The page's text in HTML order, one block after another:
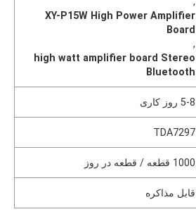
XY-P15W High Power Amplifier
Board
,
high watt amplifier board Stereo
Bluetooth
5-8 روز کاری
TDA7297
1000 قطعه / قطعه در روز
قابل مذاکره